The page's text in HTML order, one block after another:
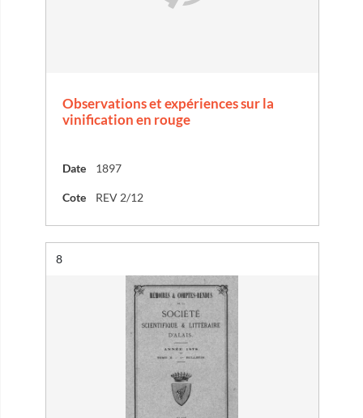
Observations et expériences sur la
vinification en rouge
Date 1897
Cote REV 2/12
Résultat n°
8